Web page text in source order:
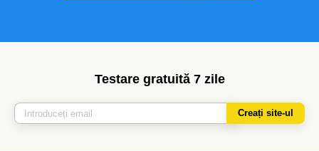
Testare gratuită 7 zile
Creați site-ul